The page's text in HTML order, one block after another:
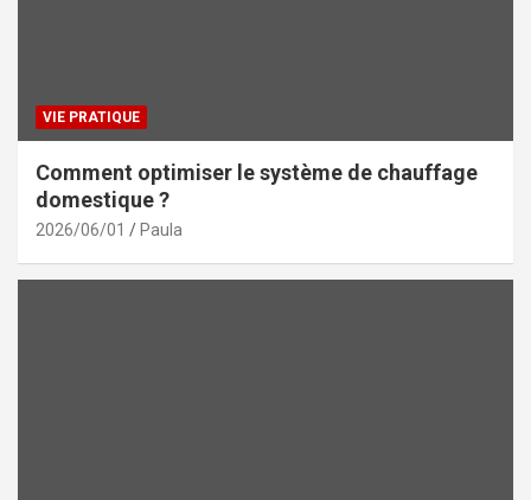
VIE PRATIQUE
Comment optimiser le système de chauffage
domestique ?
2026/06/01 Paula